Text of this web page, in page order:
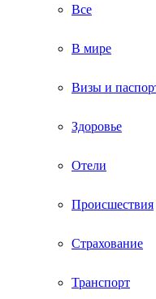
Все
В мире
Визы и
Здоровье
Отели
Происшествия
Страхование
Транспорт